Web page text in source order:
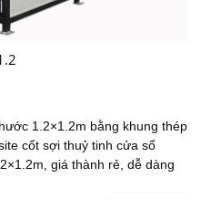
1.2×1.2m bằng khung thép
cốt sợi thuỷ tinh cửa sổ
giá thành rẻ, dễ dàng